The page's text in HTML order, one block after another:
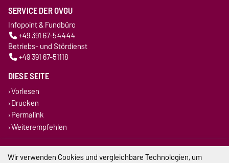
SERVICE DER OVGU
Infopoint & Fundbüro
+49 391 67-54444
Betriebs- und Stördienst
+49 391 67-51118
DIESE SEITE
Vorlesen
Drucken
Permalink
Weiterempfehlen
Impressum
Wir verwenden Cookies und vergleichbare Technologien, um